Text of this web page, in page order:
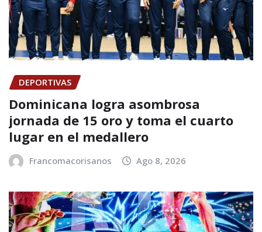
DEPORTIVAS
Dominicana logra asombrosa
jornada de 15 oro y toma el cuarto
lugar en el medallero
Francomacorisanos Ago 8, 2026